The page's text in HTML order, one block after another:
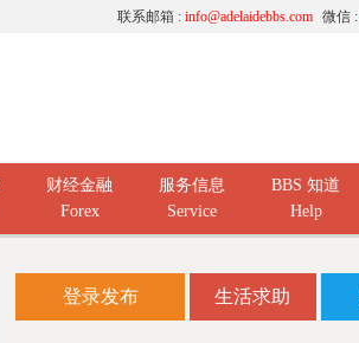
微信 :
联系邮箱 : info@adelaidebbs.com
财经金融
Forex
服务信息
Service
BBS 知道
Help
登录发布 生活求助